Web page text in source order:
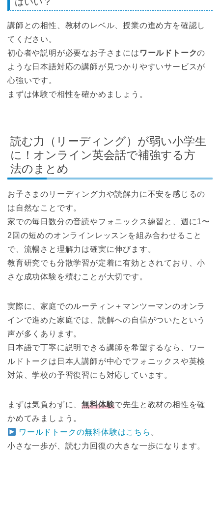
講師との相性、教材のレベル、授業の進め方を確認し
てください。
初心者や説明が必要なお子さまには ワールドトークの
ような日本語対応の講師が見つかりやすいサービスが
心強いです。
まずは体験で相性を確かめましょう。
読む力（リーディング）が弱い小学生
に！オンライン英会話で補強する方
法のまとめ
お子さまのリーディング力や読解力に不安を感じるの
は自然なことです。
家での毎日数分の音読やフォニックス練習と、週に1〜
2回の短めのオンラインレッスンを組み合わせること
で、流暢さと理解力は確実に伸びます。
教育研究でも分散学習が定着に有効とされており、小
さな成功体験を積むことが大切です。
実際に、家庭でのルーティン＋マンツーマンのオンラ
インで進めた家庭では、読解への自信がついたという
声が多くあります。
日本語で丁寧に説明できる講師を希望するなら、ワー
ルドトークは日本人講師が中心でフォニックスや英検
対策、学校の予習復習にも対応しています。
まずは気負わずに、無料体験で先生と教材の相性を確
かめてみましょう。
ワールドトークの無料体験はこちら 。
小さな一歩が、読む力回復の大きな一歩になります。